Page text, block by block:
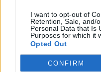
I want to opt-out of
Retention, Sale, and/
Personal Data that Is
Purposes for which it
Opted Out
CONFIRM
Nufilmavo, kaip patvino
vaizdas pribloškia
Žinios | Lietuvos diena